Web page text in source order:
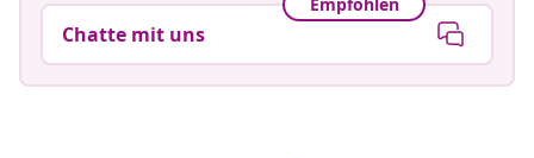
Empfohlen
Chatte mit uns